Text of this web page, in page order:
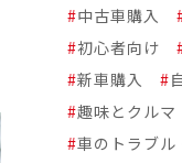
#中古車購入
#初心者向け
#新車購入 #
#趣味とクルマ
#車のトラブル